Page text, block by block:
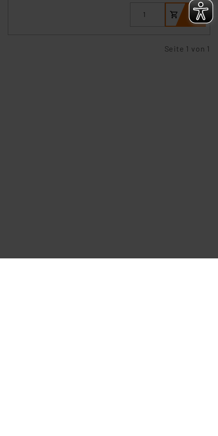
Überwachungsprogrammen verarbeiten, ohne dass
hiergegen Klagemöglichkeiten für Europäer bestehen.
sich auf die Standarddatenschutzklauseln derSeite 1 von 1